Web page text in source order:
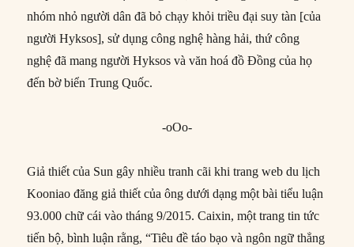
nhóm nhỏ người dân đã bỏ chạy khỏi triều đại suy tàn [của
người Hyksos], sử dụng công nghệ hàng hải, thứ công
nghệ đã mang người Hyksos và văn hoá đồ Đồng của họ
đến bờ biển Trung Quốc.
-oOo-
Giả thiết của Sun gây nhiều tranh cãi khi trang web du lịch
Kooniao đăng giả thiết của ông dưới dạng một bài tiểu luận
93.000 chữ cái vào tháng 9/2015. Caixin, một trang tin tức
tiến bộ, bình luận rằng, “Tiêu đề táo bạo và ngôn ngữ thẳng